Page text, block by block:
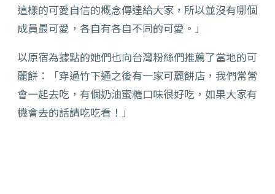
這樣的可愛自信的概念傳達給大家，所以並沒有哪個
成員最可愛，各自有各自不同的可愛。」
以原宿為據點的她們也向台灣粉絲們推薦了當地的可
麗餅：「穿過竹下通之後有一家可麗餅店，我們常常
會一起去吃，有個奶油蜜糖口味很好吃，如果大家有
機會去的話請吃吃看！」